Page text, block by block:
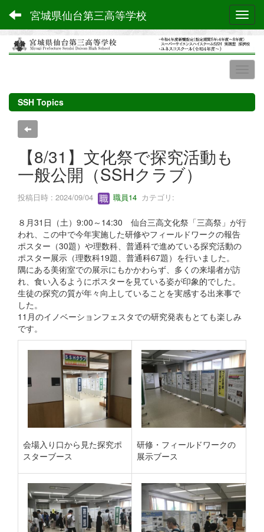
宮城県仙台第三高等学校
SSH Topics
【8/31】文化祭で探究活動も
一般公開（SSHクラブ）
投稿日時 : 2024/09/04 職員14 カテゴリ:
８月31日（土）9:00～14:30 仙台三高文化祭「三高祭」が行
われ、この中で今年実施した研修やフィールドワークの報告
ポスター（30題）や理数科、普通科で進めている探究活動の
ポスター展示（理数科19題、普通科67題）を行いました。
隅にある美術室での展示にもかかわらず、多くの来場者が訪
れ、食い入るようにポスターを見ている姿が印象的でした。
生徒の探究の質が年々向上していることを実感する出来事で
した。
11月のイノベーションフェスタでの研究発表もとても楽しみ
です。
会場入り口から見た探究ポ
スターブース
研修・フィールドワークの
展示ブース